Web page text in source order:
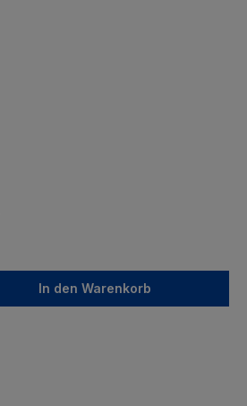
In den Warenkorb